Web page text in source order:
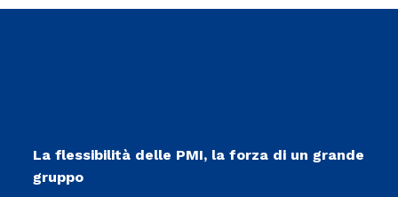
La flessibilità delle PMI, la forza di un grande
gruppo